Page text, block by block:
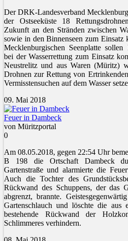
Der DRK-Landesverband
der Ostseeküste 18
Zukunft an den Stränden zwischen
sowie in den Binnenseen zum Einsatz
Mecklenburgischen Seenplatte
bei der Wasserrettung zum Einsatz
Neustrelitz und aus Waren (Müritz)
Drohnen zur Rettung von
Vermisstensuchen auf dem Wasser
09. Mai 2018
Feuer in Dambeck
von Müritzportal
0
Am 08.05.2018, gegen 22:54 Uhr
B 198 die Ortschaft Dambeck
Gartenstraße und alarmierte die
Auch die Tochter des
Rückwand des Schuppens, der das
abgrenzt, brannte.
Gartenschlauch und löschte die aus
bestehende Rückwand der
Schlimmeres verhindern.